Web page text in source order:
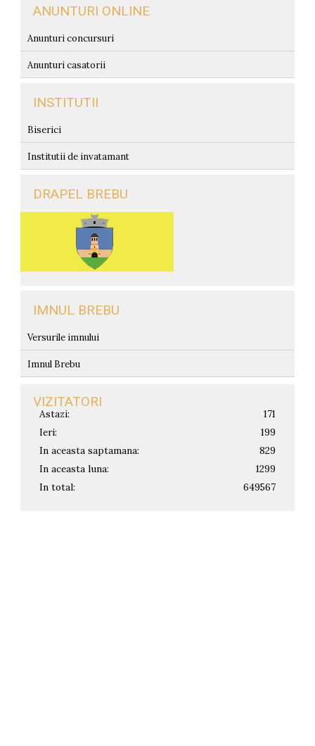
ANUNTURI ONLINE
Anunturi concursuri
Anunturi casatorii
INSTITUTII
Biserici
Institutii de invatamant
DRAPEL BREBU
IMNUL BREBU
Versurile imnului
Imnul Brebu
VIZITATORI
Astazi:
171
Ieri:
199
In aceasta saptamana:
829
In aceasta luna:
1299
In total:
649567